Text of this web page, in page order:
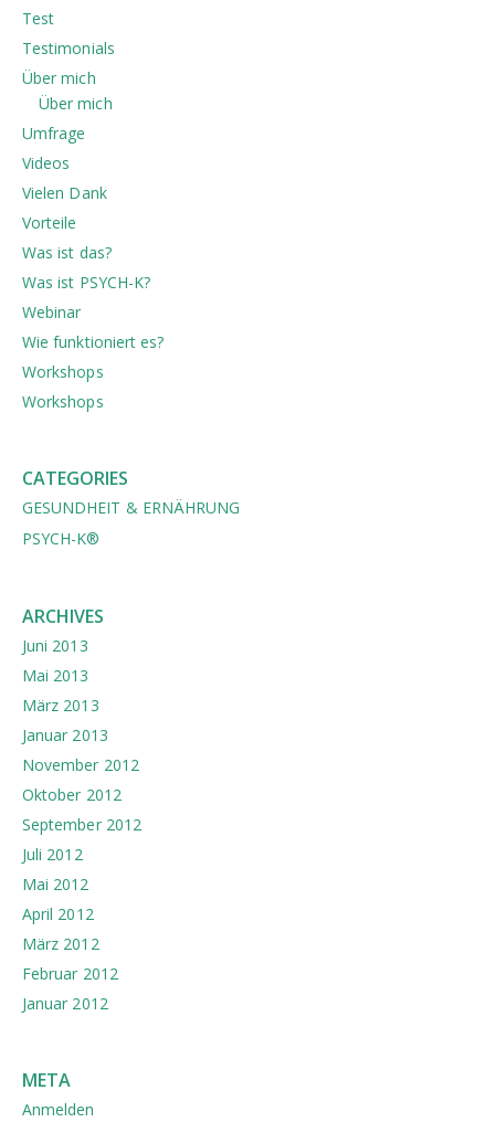
Test
Testimonials
Über mich
Über mich
Umfrage
Videos
Vielen Dank
Vorteile
Was ist das?
Was ist PSYCH-K?
Webinar
Wie funktioniert es?
Workshops
Workshops
CATEGORIES
GESUNDHEIT & ERNÄHRUNG
PSYCH-K®
ARCHIVES
Juni 2013
Mai 2013
März 2013
Januar 2013
November 2012
Oktober 2012
September 2012
Juli 2012
Mai 2012
April 2012
März 2012
Februar 2012
Januar 2012
META
Anmelden